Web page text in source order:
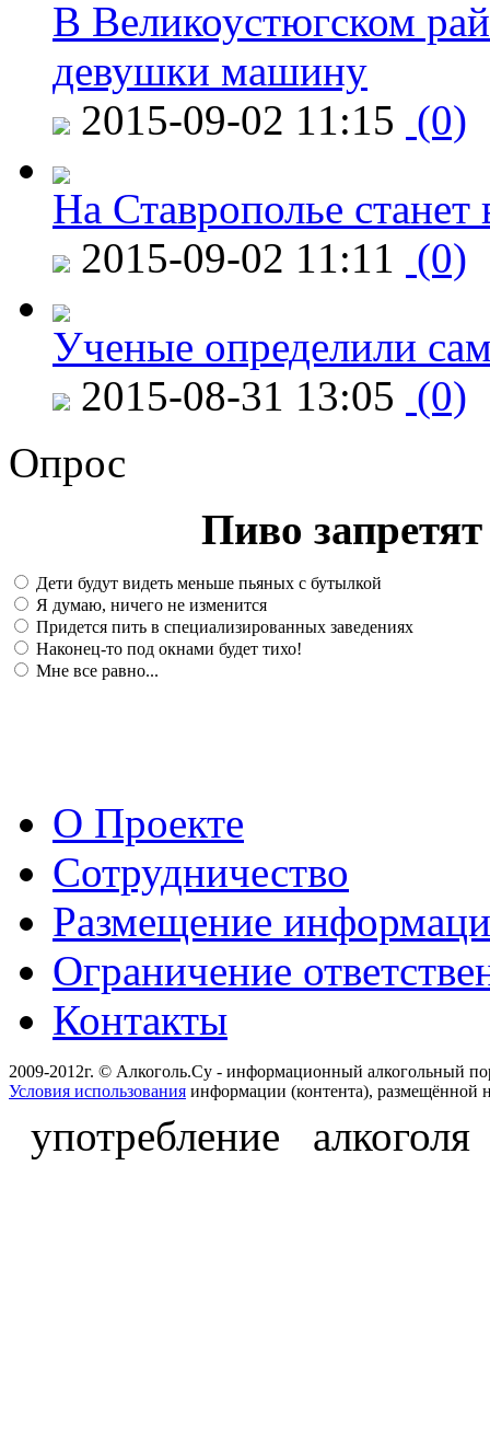
В Великоустюгском
девушки машину
2015-09-02 11:15 (0)
На Ставрополье
2015-09-02 11:11 (0)
Ученые определили
2015-08-31 13:05 (0)
Опрос
Пиво
Дети будут видеть меньше пьяных с бутылкой
Я думаю, ничего не изменится
Придется пить в специализированных заведениях
Наконец-то под окнами будет тихо!
Мне все равно...
О Проекте
Сотрудничество
Размещение
Ограничение
Контакты
2009-2012г. © Алкоголь.Су - информационный алкогольный
Условия использования информации (контента), размещённой
употребление